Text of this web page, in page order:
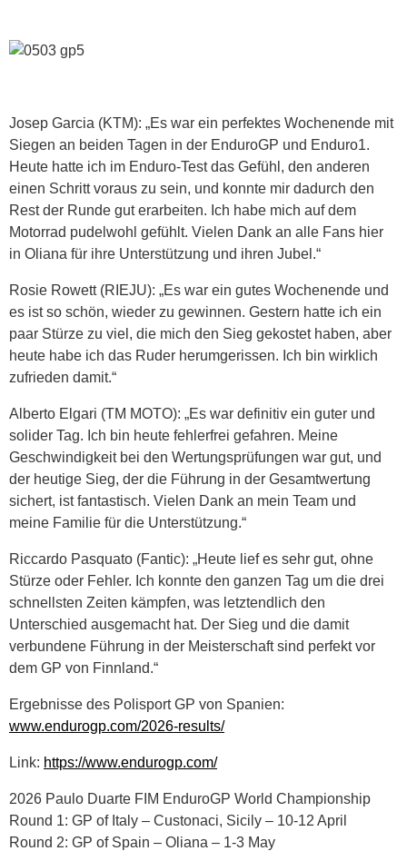
Josep Garcia (KTM): „Es war ein perfektes Wochenende mit
Siegen an beiden Tagen in der EnduroGP und Enduro1.
Heute hatte ich im Enduro-Test das Gefühl, den anderen
einen Schritt voraus zu sein, und konnte mir dadurch den
Rest der Runde gut erarbeiten. Ich habe mich auf dem
Motorrad pudelwohl gefühlt. Vielen Dank an alle Fans hier
in Oliana für ihre Unterstützung und ihren Jubel.“
Rosie Rowett (RIEJU): „Es war ein gutes Wochenende und
es ist so schön, wieder zu gewinnen. Gestern hatte ich ein
paar Stürze zu viel, die mich den Sieg gekostet haben, aber
heute habe ich das Ruder herumgerissen. Ich bin wirklich
zufrieden damit.“
Alberto Elgari (TM MOTO): „Es war definitiv ein guter und
solider Tag. Ich bin heute fehlerfrei gefahren. Meine
Geschwindigkeit bei den Wertungsprüfungen war gut, und
der heutige Sieg, der die Führung in der Gesamtwertung
sichert, ist fantastisch. Vielen Dank an mein Team und
meine Familie für die Unterstützung.“
Riccardo Pasquato (Fantic): „Heute lief es sehr gut, ohne
Stürze oder Fehler. Ich konnte den ganzen Tag um die drei
schnellsten Zeiten kämpfen, was letztendlich den
Unterschied ausgemacht hat. Der Sieg und die damit
verbundene Führung in der Meisterschaft sind perfekt vor
dem GP von Finnland.“
Ergebnisse des Polisport GP von Spanien:
www.endurogp.com/2026-results/
Link: https://www.endurogp.com/
2026 Paulo Duarte FIM EnduroGP World Championship
Round 1: GP of Italy – Custonaci, Sicily – 10-12 April
Round 2: GP of Spain – Oliana – 1-3 May